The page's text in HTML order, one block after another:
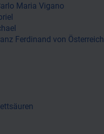
Maria Vigano
Ferdinand von Österreich